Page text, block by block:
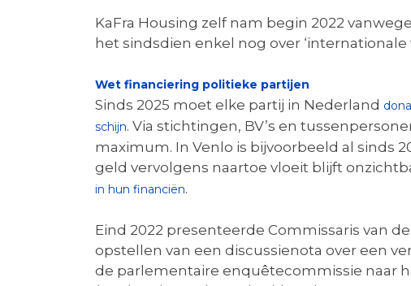
KaFra Housing zelf nam begin 2022
het sindsdien enkel nog over ‘internationale
Wet financiering politieke partijen
Sinds 2025 moet elke partij in Nederland
schijn. Via stichtingen, BV’s en
maximum. In Venlo is bijvoorbeeld al sinds
geld vervolgens naartoe vloeit blijft
in hun financiën.
Eind 2022 presenteerde Commissaris van
opstellen van een discussienota over een
de parlementaire enquêtecommissie naar